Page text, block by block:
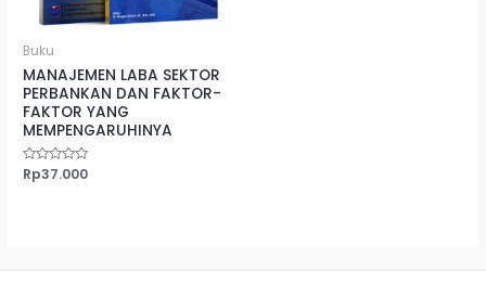
Buku
MANAJEMEN LABA SEKTOR
PERBANKAN DAN FAKTOR-
FAKTOR YANG
MEMPENGARUHINYA
Dinilai
Rp37.000